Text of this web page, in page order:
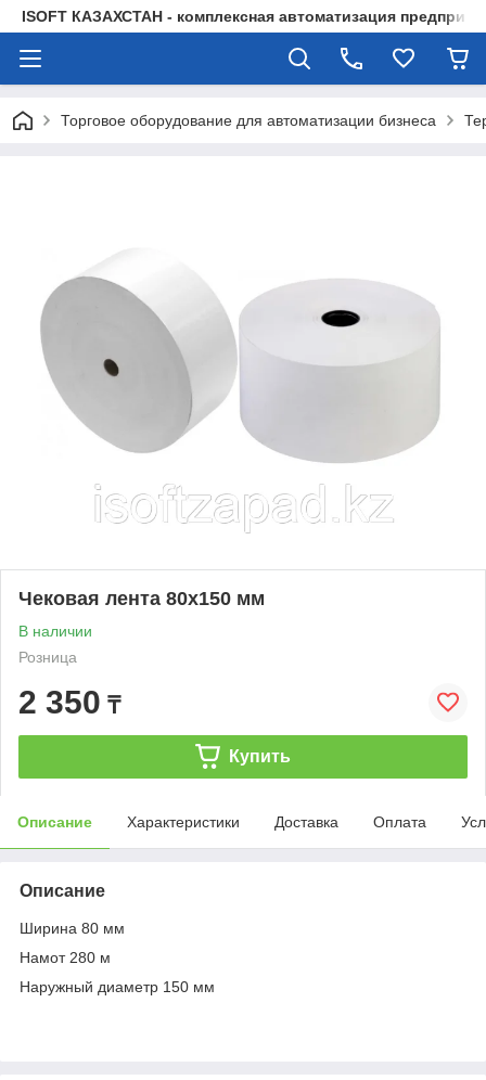
ISOFT КАЗАХСТАН - комплексная автоматизация
Торговое оборудование для автоматизации бизнеса
Чековая лента 80х150 мм
В наличии
Розница
2 350 ₸
Купить
Описание Характеристики Доставка Оплата
Описание
Ширина 80 мм
Намот 280 м
Наружный диаметр 150 мм